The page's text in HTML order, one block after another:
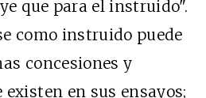
que para el instruido".
como instruido puede
concesiones y
en sus ensayos;